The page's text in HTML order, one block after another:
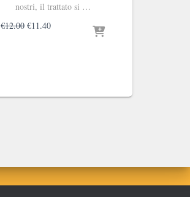
nostri, il trattato si …
€12.00 Il
€11.40Il